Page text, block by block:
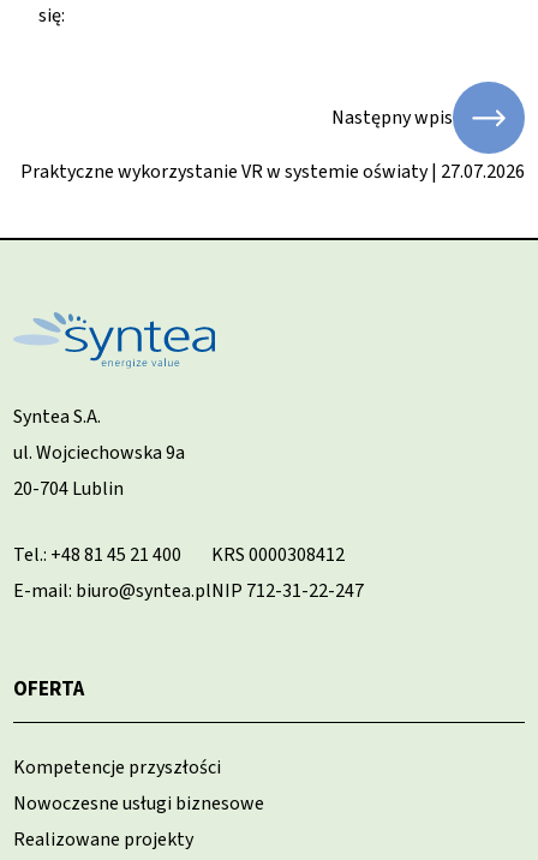
się:
Następny wpis
Praktyczne wykorzystanie VR w systemie oświaty | 27.07.2026
Syntea S.A.
ul. Wojciechowska 9a
20-704 Lublin
Tel.: +48 81 45 21 400
E-mail: biuro@syntea.pl
KRS 0000308412
NIP 712-31-22-247
OFERTA
Kompetencje przyszłości
Nowoczesne usługi biznesowe
Realizowane projekty